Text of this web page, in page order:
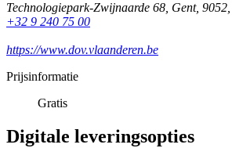
Technologiepark-Zwijnaarde 68, Gent, 9052,
+32 9 240 75 00
https://www.dov.vlaanderen.be
Prijsinformatie
Gratis
Digitale leveringsopties